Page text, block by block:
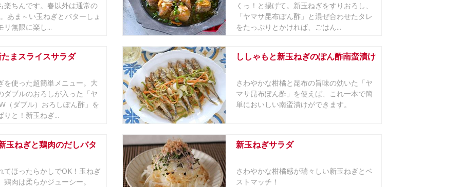
楽ちんです。春以外は通常の
あま～い玉ねぎとバターしょ
リ無限に楽し...
くっ！と揚げて。新玉ねぎをすりおろし、
「ヤマサ昆布ぽん酢」と混ぜ合わせたタレ
をたっぷりとかければ、ごはん...
まスライスサラダ
を使った超簡単メニュー。大
ダブルのおろしが入った「ヤ
（ダブル）おろしぽん酢」を
りと！新玉ねぎ...
ししゃもと新玉ねぎのぽん酢南蛮漬け
さわやかな柑橘と昆布の旨味の効いた「ヤ
マサ昆布ぽん酢」を使えば、これ一本で簡
単においしい南蛮漬けができます。
玉ねぎと鶏肉のだしバタ
てほったらかしでOK！玉ねぎ
鶏肉は柔らかジューシー。
新玉ねぎサラダ
さわやかな柑橘感が瑞々しい新玉ねぎとベ
ストマッチ！